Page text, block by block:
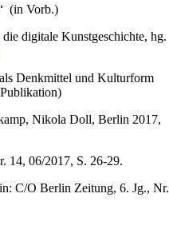
(in Vorb.)
digitale Kunstgeschichte, hg.
Denkmittel und Kulturform
Nikola Doll, Berlin 2017,
14, 06/2017, S. 26-29.
C/O Berlin Zeitung, 6. Jg., Nr.